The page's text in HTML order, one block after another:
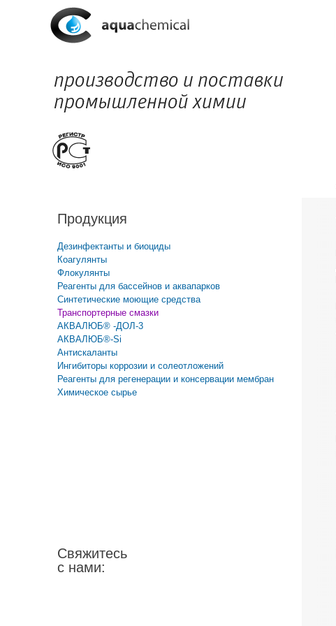
Продукция
Дезинфектанты и биоциды
Коагулянты
Флокулянты
Реагенты для бассейнов и аквапарков
Синтетические моющие средства
Транспортерные смазки
АКВАЛЮБ® -ДОЛ-3
АКВАЛЮБ®-Si
Антискаланты
Ингибиторы коррозии и солеотложений
Реагенты для регенерации и консервации мембран
Химическое сырье
Свяжитесь
с нами: